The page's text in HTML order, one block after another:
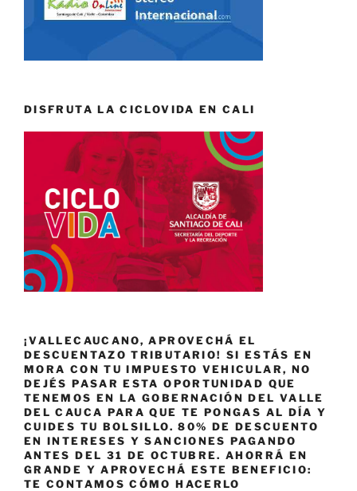
DISFRUTA LA CICLOVIDA EN CALI
¡VALLECAUCANO, APROVECHÁ EL
DESCUENTAZO TRIBUTARIO! SI ESTÁS EN
MORA CON TU IMPUESTO VEHICULAR, NO
DEJÉS PASAR ESTA OPORTUNIDAD QUE
TENEMOS EN LA GOBERNACIÓN DEL VALLE
DEL CAUCA PARA QUE TE PONGAS AL DÍA Y
CUIDES TU BOLSILLO. 80% DE DESCUENTO
EN INTERESES Y SANCIONES PAGANDO
ANTES DEL 31 DE OCTUBRE. AHORRÁ EN
GRANDE Y APROVECHÁ ESTE BENEFICIO:
TE CONTAMOS CÓMO HACERLO